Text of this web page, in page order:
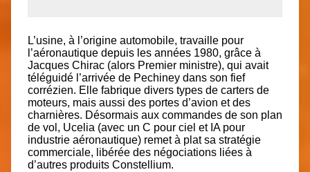
L’usine, à l’origine automobile, travaille pour
l’aéronautique depuis les années 1980, grâce à
Jacques Chirac (alors Premier ministre), qui avait
téléguidé l’arrivée de Pechiney dans son fief
corrézien. Elle fabrique divers types de carters de
moteurs, mais aussi des portes d’avion et des
charnières. Désormais aux commandes de son plan
de vol, Ucelia (avec un C pour ciel et IA pour
industrie aéronautique) remet à plat sa stratégie
commerciale, libérée des négociations liées à
d’autres produits Constellium.